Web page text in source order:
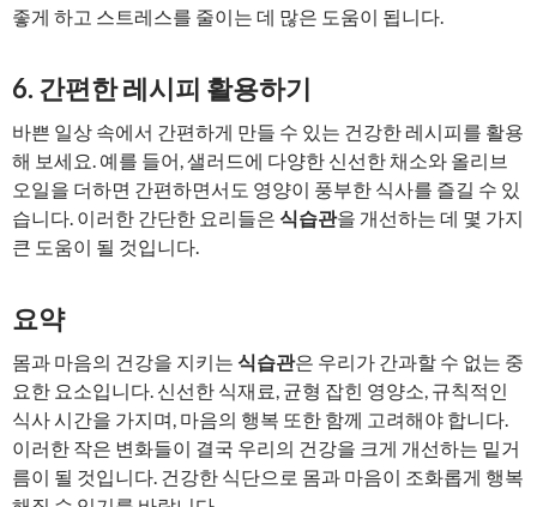
좋게 하고 스트레스를 줄이는 데 많은 도움이 됩니다.
6. 간편한 레시피 활용하기
바쁜 일상 속에서 간편하게 만들 수 있는 건강한 레시피를 활용
해 보세요. 예를 들어, 샐러드에 다양한 신선한 채소와 올리브
오일을 더하면 간편하면서도 영양이 풍부한 식사를 즐길 수 있
습니다. 이러한 간단한 요리들은 식습관을 개선하는 데 몇 가지
큰 도움이 될 것입니다.
요약
몸과 마음의 건강을 지키는 식습관은 우리가 간과할 수 없는 중
요한 요소입니다. 신선한 식재료, 균형 잡힌 영양소, 규칙적인
식사 시간을 가지며, 마음의 행복 또한 함께 고려해야 합니다.
이러한 작은 변화들이 결국 우리의 건강을 크게 개선하는 밑거
름이 될 것입니다. 건강한 식단으로 몸과 마음이 조화롭게 행복